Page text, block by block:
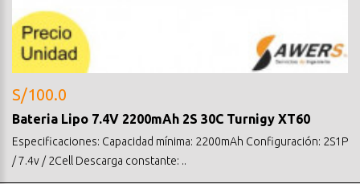
S/100.0
Bateria Lipo 7.4V 2200mAh 2S 30C Turnigy XT60
Especificaciones: Capacidad mínima: 2200mAh Configuración: 2S1P
/ 7.4v / 2Cell Descarga constante: ..